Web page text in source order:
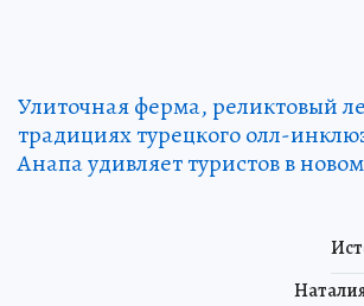
Улиточная ферма, реликтовый
традициях турецкого олл-
Анапа удивляет туристов в